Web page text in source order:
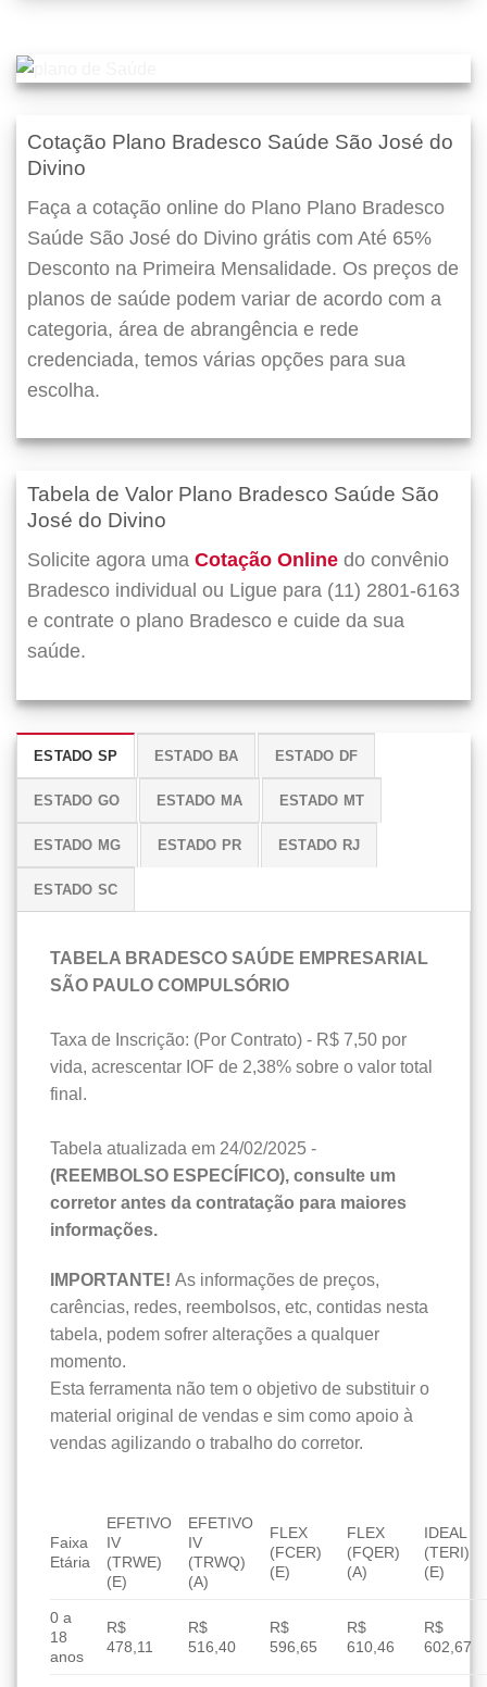
Cotação Plano Bradesco Saúde São José do
Divino
Faça a cotação online do Plano Plano Bradesco
Saúde São José do Divino grátis com Até 65%
Desconto na Primeira Mensalidade. Os preços de
planos de saúde podem variar de acordo com a
categoria, área de abrangência e rede
credenciada, temos várias opções para sua
escolha.
Tabela de Valor Plano Bradesco Saúde São
José do Divino
Solicite agora uma Cotação Online do convênio
Bradesco individual ou Ligue para (11) 2801-6163
e contrate o plano Bradesco e cuide da sua
saúde.
ESTADO SP ESTADO BA ESTADO DF
ESTADO GO ESTADO MA ESTADO MT
ESTADO MG ESTADO PR ESTADO RJ
ESTADO SC
TABELA BRADESCO SAÚDE EMPRESARIAL
SÃO PAULO COMPULSÓRIO
Taxa de Inscrição: (Por Contrato) - R$ 7,50 por
vida, acrescentar IOF de 2,38% sobre o valor total
final.
Tabela atualizada em 24/02/2025 -
(REEMBOLSO ESPECÍFICO), consulte um
corretor antes da contratação para maiores
informações.
IMPORTANTE! As informações de preços,
carências, redes, reembolsos, etc, contidas nesta
tabela, podem sofrer alterações a qualquer
momento.
Esta ferramenta não tem o objetivo de substituir o
material original de vendas e sim como apoio à
vendas agilizando o trabalho do corretor.
Faixa
Etária
EFETIVO
IV
(TRWE)
(E)
EFETIVO
IV
(TRWQ)
(A)
FLEX
(FCER)
(E)
FLEX
(FQER)
(A)
IDEAL
(TERI)
(E)
0 a
18
anos
R$
478,11
R$
516,40
R$
596,65
R$
610,46
R$
602,67